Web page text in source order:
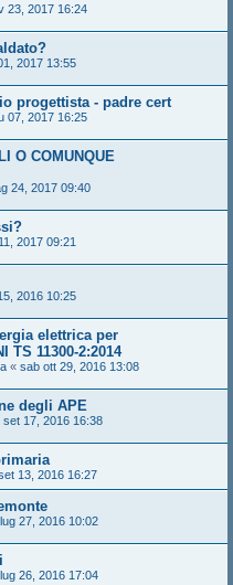
23, 2017 16:24
2017 13:55
progettista - padre cert
07, 2017 16:25
O COMUNQUE
24, 2017 09:40
2017 09:21
2016 10:25
elettrica per
TS 11300-2:2014
« sab ott 29, 2016 13:08
degli APE
set 17, 2016 16:38
13, 2016 16:27
27, 2016 10:02
26, 2016 17:04